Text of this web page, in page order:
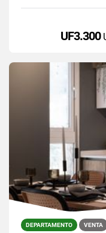
UF3.300
DEPARTAMENTO VENTA